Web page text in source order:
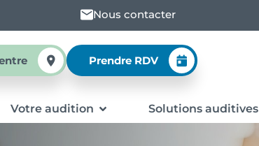
Nous contacter
Prendre RDV
Votre audition Solutions auditives